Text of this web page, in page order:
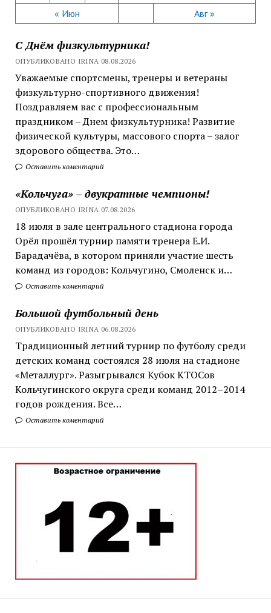
« Июн Авг »
С Днём физкультурника!
ОПУБЛИКОВАНО IRINA 08.08.2026
Уважаемые спортсмены, тренеры и ветераны
физкультурно-спортивного движения!
Поздравляем вас с профессиональным
праздником – Днем физкультурника! Развитие
физической культуры, массового спорта – залог
здорового общества. Это…
Оставить коментарий
«Кольчуга» – двукратные чемпионы!
ОПУБЛИКОВАНО IRINA 07.08.2026
18 июля в зале центрального стадиона города
Орёл прошёл турнир памяти тренера Е.И.
Барадачёва, в котором приняли участие шесть
команд из городов: Кольчугино, Смоленск и…
Оставить коментарий
Большой футбольный день
ОПУБЛИКОВАНО IRINA 06.08.2026
Традиционный летний турнир по футболу среди
детских команд состоялся 28 июля на стадионе
«Металлург». Разыгрывался Кубок КТОСов
Кольчугинского округа среди команд 2012–2014
годов рождения. Все…
Оставить коментарий